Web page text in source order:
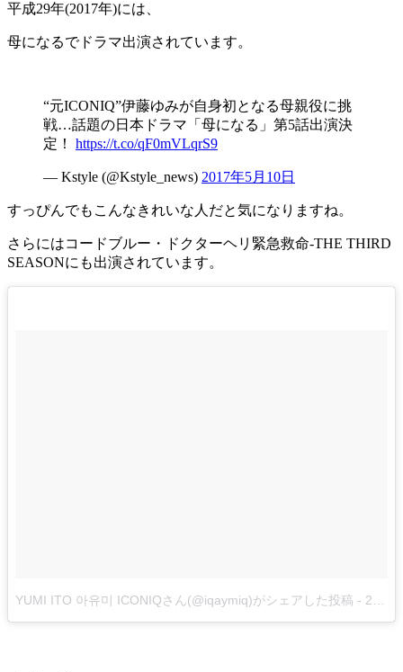
平成29年(2017年)には、
母になるでドラマ出演されています。
“元ICONIQ”伊藤ゆみが自身初となる母親役に挑
戦…話題の日本ドラマ「母になる」第5話出演決
定！ https://t.co/qF0mVLqrS9
— Kstyle (@Kstyle_news) 2017年5月10日
すっぴんでもこんなきれいな人だと気になりますね。
さらにはコードブルー・ドクターヘリ緊急救命‐THE THIRD
SEASONにも出演されています。
YUMI ITO 아유미 ICONIQさん(@iqaymiq)がシェアした投稿 - 2017年 8月月25日午前8時38分PDT